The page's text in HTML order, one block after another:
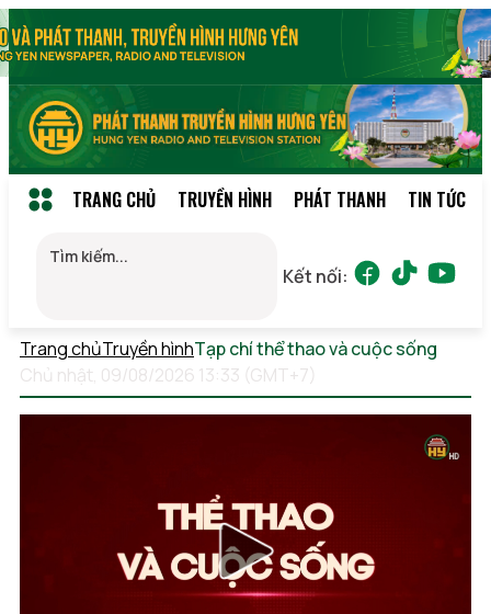
TRANG CHỦ TRUYỀN HÌNH PHÁT THANH TIN TỨC
Kết nối:
Trang chủTruyền hìnhTạp chí thể thao và cuộc sống
Chủ nhật, 09/08/2026 13:33 (GMT+7)